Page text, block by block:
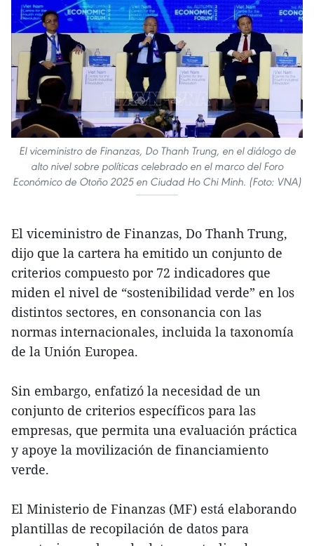
El viceministro de Finanzas, Do Thanh Trung, en el diálogo de
alto nivel sobre políticas celebrado en el marco del Foro
Económico de Otoño 2025 en Ciudad Ho Chi Minh. (Foto: VNA)
El viceministro de Finanzas, Do Thanh Trung,
dijo que la cartera ha emitido un conjunto de
criterios compuesto por 72 indicadores que
miden el nivel de “sostenibilidad verde” en los
distintos sectores, en consonancia con las
normas internacionales, incluida la taxonomía
de la Unión Europea.
Sin embargo, enfatizó la necesidad de un
conjunto de criterios específicos para las
empresas, que permita una evaluación práctica
y apoye la movilización de financiamiento
verde.
El Ministerio de Finanzas (MF) está elaborando
plantillas de recopilación de datos para